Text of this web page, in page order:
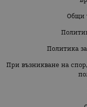
Общи
Политика
При възникване на